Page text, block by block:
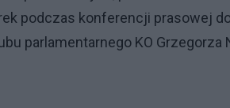
podczas konferencji prasowej
parlamentarnego KO Grzegorza